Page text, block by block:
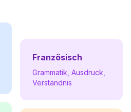
Französisch
Grammatik, Ausdruck,
Verständnis